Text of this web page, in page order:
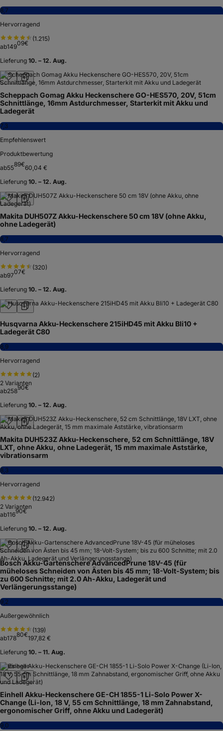
8,7
Hervorragend
(1.215)
ab14909€
Lieferung 10. – 12. Aug.
Scheppach Gomag Akku Heckenschere GO-HES570, 20V, 51cm
Schnittlänge, 16mm Astdurchmesser, Starterkit mit Akku und
Ladegerät
7,3
Empfehlenswert
Produktbewertung
ab5589€60,04 €
Lieferung 10. – 12. Aug.
Makita DUH507Z Akku-Heckenschere 50 cm 18V (ohne Akku,
ohne Ladegerät)
8,7
Hervorragend
(320)
ab9707€
Lieferung 10. – 12. Aug.
Husqvarna Akku-Heckenschere 215iHD45 mit Akku Bli10 +
Ladegerät C80
8,9
Hervorragend
(2)
2 Varianten
ab25890€
Lieferung 10. – 12. Aug.
Makita DUH523Z Akku-Heckenschere, 52 cm Schnittlänge, 18V
LXT, ohne Akku, ohne Ladegerät, 15 mm maximale Aststärke,
vibrationsarm
8,3
Hervorragend
(12.942)
2 Varianten
ab11690€
Lieferung 10. – 12. Aug.
Bosch Akku-Gartenschere AdvancedPrune 18V-45 (für
müheloses Schneiden von Ästen bis 45 mm; 18-Volt-System; bis
zu 600 Schnitte; mit 2.0 Ah-Akku, Ladegerät und
Verlängerungsstange)
9,2
Außergewöhnlich
(139)
ab17880€197,82 €
Lieferung 10. – 11. Aug.
Testsieger
Einhell Akku-Heckenschere GE-CH 1855-1 Li-Solo Power X-
Change (Li-Ion, 18 V, 55 cm Schnittlänge, 18 mm Zahnabstand,
ergonomischer Griff, ohne Akku und Ladegerät)
9,0